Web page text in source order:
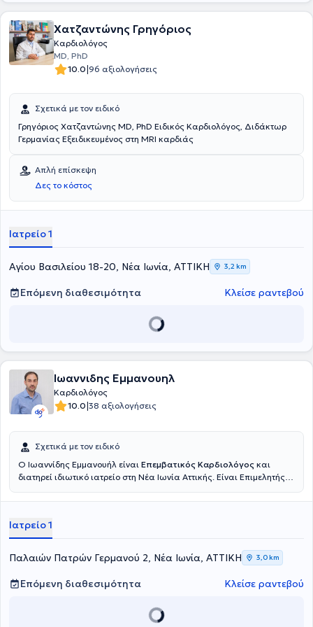
Χατζαντώνης Γρηγόριος
Καρδιολόγος
MD, PhD
10.0|96 αξιολογήσεις
Σχετικά με τον ειδικό
Γρηγόριος Χατζαντώνης MD, PhD Ειδικός Καρδιολόγος, Διδάκτωρ
Γερμανίας Εξειδικευμένος στη MRI καρδιάς
Απλή επίσκεψη
Δες το κόστος
Ιατρείο 1
Αγίου Βασιλείου 18-20, Νέα Ιωνία, ΑΤΤΙΚΗ 3,2 km
Επόμενη διαθεσιμότητα Κλείσε ραντεβού
Ιωαννιδης Εμμανουηλ
Καρδιολόγος
10.0|38 αξιολογήσεις
Σχετικά με τον ειδικό
Ο Ιωαννίδης Εμμανουήλ είναι Επεμβατικός Καρδιολόγος και
διατηρεί ιδιωτικό ιατρείο στη Νέα Ιωνία Αττικής. Είναι Επιμελητής
δραστηριοποιείται στη Μονάδα Οξέων Στεφανιαίων Συνδρόμων
στο Αιμοδυναμικό Εργαστήριο. Παράλληλα, συνεργάζεται με την
Κλινική «Ερρίκος Ντυνάν», ενισχύοντας τη δραστηριότητά του και
στον ιδιωτικό νοσοκομειακό τομέα. Στο ιδιωτικό του ιατρείο παρέχει
ολοκληρωμένη καρδιολογική φροντίδα, με έμφαση στη
δυσλιπιδαιμία, την υπέρταση, τη στεφανιαία νόσο, την καρδιακή
ανεπάρκεια και τις βαλβιδοπάθειες, χρησιμοποιώντας σύγχρονα
Είναι απόφοιτος της Ιατρικής Σχολής του Εθνικού και
Ιατρείο 1
Παλαιών Πατρών Γερμανού 2, Νέα Ιωνία, ΑΤΤΙΚΗ 3,0 km
Επόμενη διαθεσιμότητα Κλείσε ραντεβού